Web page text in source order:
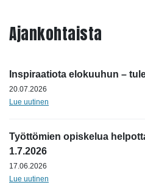
Liity nyt
Löydät urapalveluistamme
kehittämiseen.
Tutustu urapalveluihin
Ajankohtaista
Inspiraatiota elokuuhun –
20.07.2026
Lue uutinen
Työttömien opiskelua
1.7.2026
17.06.2026
Lue uutinen